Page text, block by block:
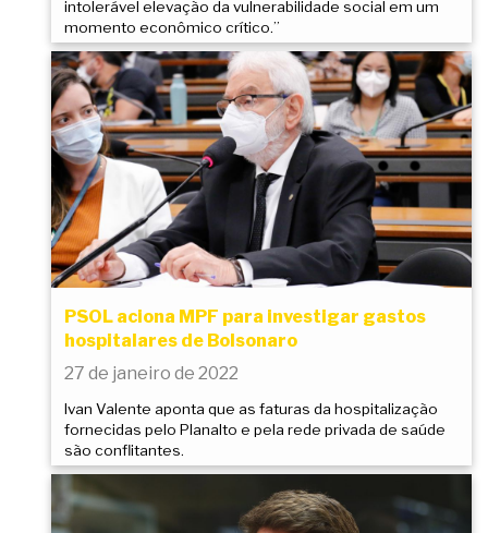
intolerável elevação da vulnerabilidade social em um
momento econômico crítico.”
PSOL aciona MPF para investigar gastos
hospitalares de Bolsonaro
27 de janeiro de 2022
Ivan Valente aponta que as faturas da hospitalização
fornecidas pelo Planalto e pela rede privada de saúde
são conflitantes.